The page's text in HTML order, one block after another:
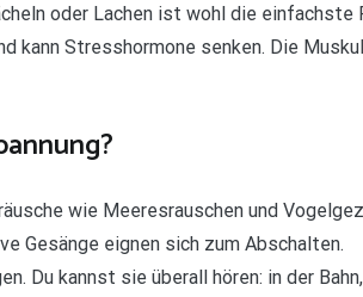
oder Lachen ist wohl die einfachste
kann Stresshormone senken. Die
wie Meeresrauschen und
Gesänge eignen sich zum Abschalten.
Du kannst sie überall hören: in der